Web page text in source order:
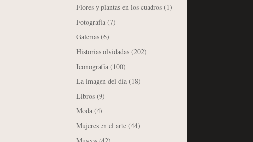
Flores y plantas en los cuadros (1)
Fotografía (7)
Galerías (6)
Historias olvidadas (202)
Iconografía (100)
La imagen del día (18)
Libros (9)
Moda (4)
Mujeres en el arte (44)
Museos (42)